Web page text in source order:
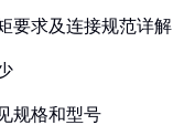
要求及连接规范详解
规格和型号